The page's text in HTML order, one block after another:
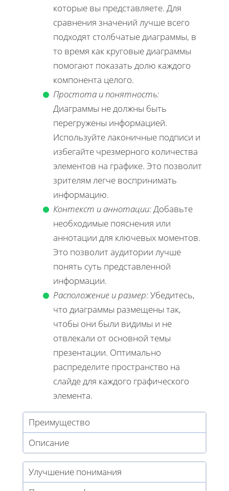
которые вы представляете. Для
сравнения значений лучше всего
подходят столбчатые диаграммы, в
то время как круговые диаграммы
помогают показать долю каждого
компонента целого.
Простота и понятность:
Диаграммы не должны быть
перегружены информацией.
Используйте лаконичные подписи и
избегайте чрезмерного количества
элементов на графике. Это позволит
зрителям легче воспринимать
информацию.
Контекст и аннотации:Добавьте
необходимые пояснения или
аннотации для ключевых моментов.
Это позволит аудитории лучше
понять суть представленной
информации.
Расположение и размер:Убедитесь,
что диаграммы размещены так,
чтобы они были видимы и не
отвлекали от основной темы
презентации. Оптимально
распределите пространство на
слайде для каждого графического
элемента.
Преимущество
Описание
Улучшение понимания